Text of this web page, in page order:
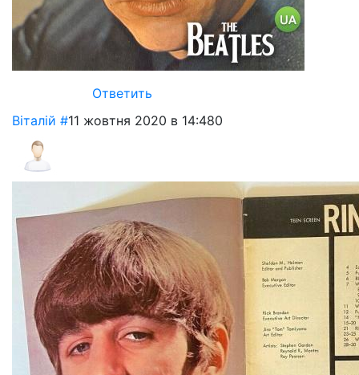
Ответить
Віталій #11 жовтня 2020 в 14:480